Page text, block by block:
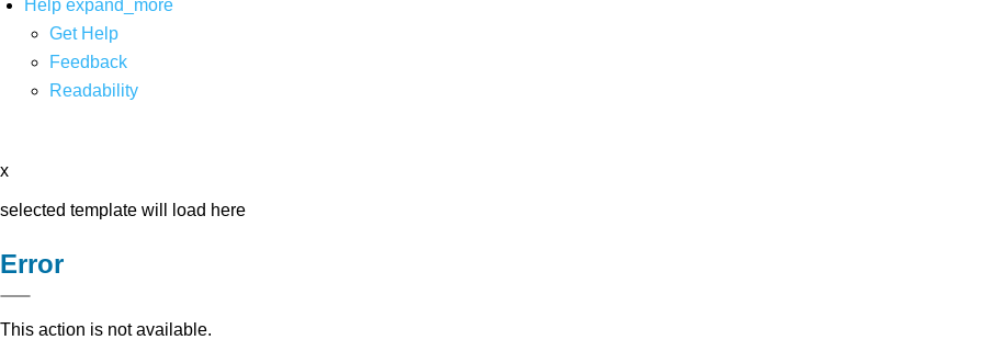
Help expand_more
Get Help
Feedback
Readability
x
selected template will load here
Error
This action is not available.